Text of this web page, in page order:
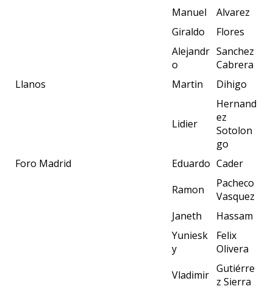
Manuel
Alvarez
Giraldo
Flores
Alejandr
o
Sanchez
Cabrera
Llanos
Martin Dihigo
Lidier
Hernand
ez
Sotolon
go
Foro Madrid
Eduardo Cader
Ramon
Pacheco
Vasquez
Janeth
Hassam
Yuniesk
y
Felix
Olivera
Vladimir Gutiérre
z Sierra